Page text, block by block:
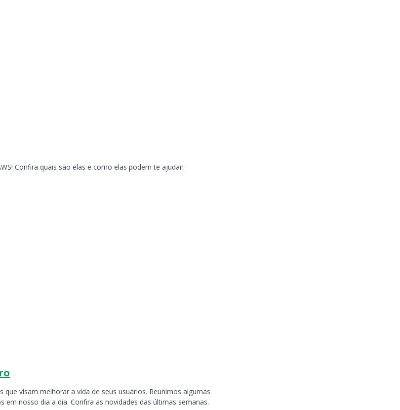
Confira quais são elas e como elas podem te ajudar!
visam melhorar a vida de seus usuários. Reunimos algumas
nosso dia a dia. Confira as novidades das últimas semanas.